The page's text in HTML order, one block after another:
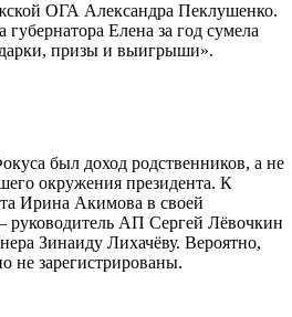
ОГА Александра Пеклушенко.
губернатора Елена за год сумела
призы и выигрыши».
был доход родственников, а не
окружения президента. К
Ирина Акимова в своей
руководитель АП Сергей Лёвочкин
Зинаиду Лихачёву. Вероятно,
не зарегистрированы.